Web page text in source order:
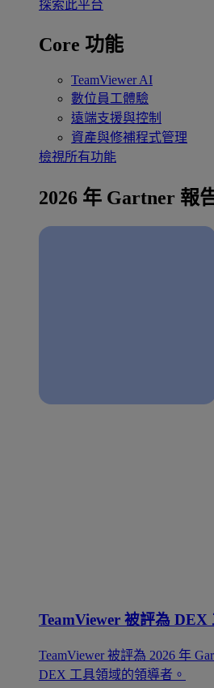
探索此平台
Core 功能
TeamViewer AI
數位員工體驗
遠端支援與控制
資產與修補程式管理
檢視所有功能
2026 年 Gartner 報
TeamViewer 被評為
TeamViewer 被評為 2026 年
DEX 工具領域的領導者。